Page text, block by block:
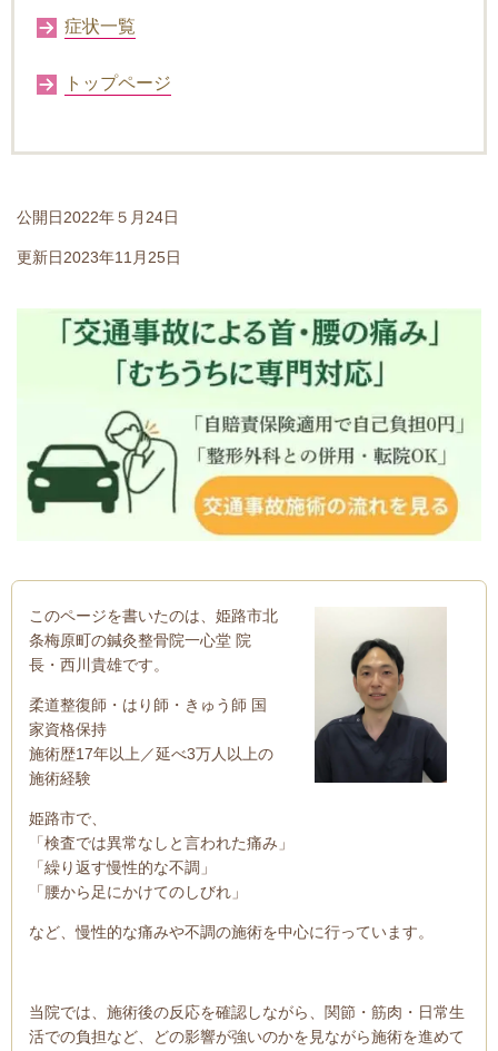
症状一覧
トップページ
公開日2022年５月24日
更新日2023年11月25日
このページを書いたのは、姫路市北
条梅原町の鍼灸整骨院一心堂 院
長・西川貴雄です。
柔道整復師・はり師・きゅう師 国
家資格保持
施術歴17年以上／延べ3万人以上の
施術経験
姫路市で、
「検査では異常なしと言われた痛み」
「繰り返す慢性的な不調」
「腰から足にかけてのしびれ」
など、慢性的な痛みや不調の施術を中心に行っています。
当院では、施術後の反応を確認しながら、関節・筋肉・日常生
活での負担など、どの影響が強いのかを見ながら施術を進めて